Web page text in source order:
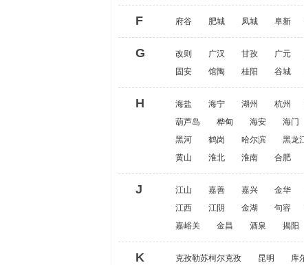
F 府谷 肥城 凤城 阜新
G 改则 广汉 甘孜 广元
固安
馆陶 桂阳 谷城
H 海盐 海宁 湖州 杭州
葫芦岛
桦甸 海安 海门
黑河
鹤岗 哈尔滨 黑龙
黄山
淮北 淮南 合肥
J 江山 嘉善 嘉兴 金华
江西
江阴 金湖 句容
嘉峪关
金昌 酒泉 揭阳
K 克孜勒苏柯尔克孜 昆明 库